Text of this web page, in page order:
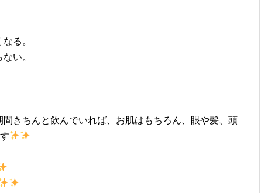
る。
い。
きちんと飲んでいれば、お肌はもちろん、眼や髪、頭